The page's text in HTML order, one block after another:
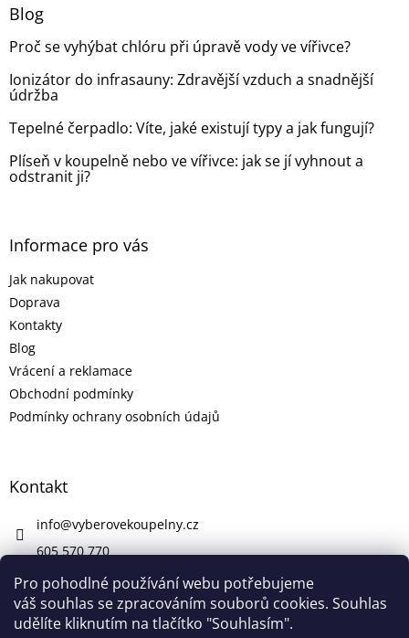
Pro pohodlné používání webu potřebujeme
váš souhlas se zpracováním souborů cookies. Souhlas
udělíte kliknutím na tlačítko "Souhlasím".
Blog
Proč se vyhýbat chlóru při úpravě vody ve vířivce?
Ionizátor do infrasauny: Zdravější vzduch a snadnější
údržba
Tepelné čerpadlo: Víte, jaké existují typy a jak fungují?
Plíseň v koupelně nebo ve vířivce: jak se jí vyhnout a
odstranit ji?
Informace pro vás
Jak nakupovat
Doprava
Kontakty
Blog
Vrácení a reklamace
Obchodní podmínky
Podmínky ochrany osobních údajů
Kontakt
info@vyberovekoupelny.cz
605 570 770
https://www.facebook.com/vyberovekoupelny/